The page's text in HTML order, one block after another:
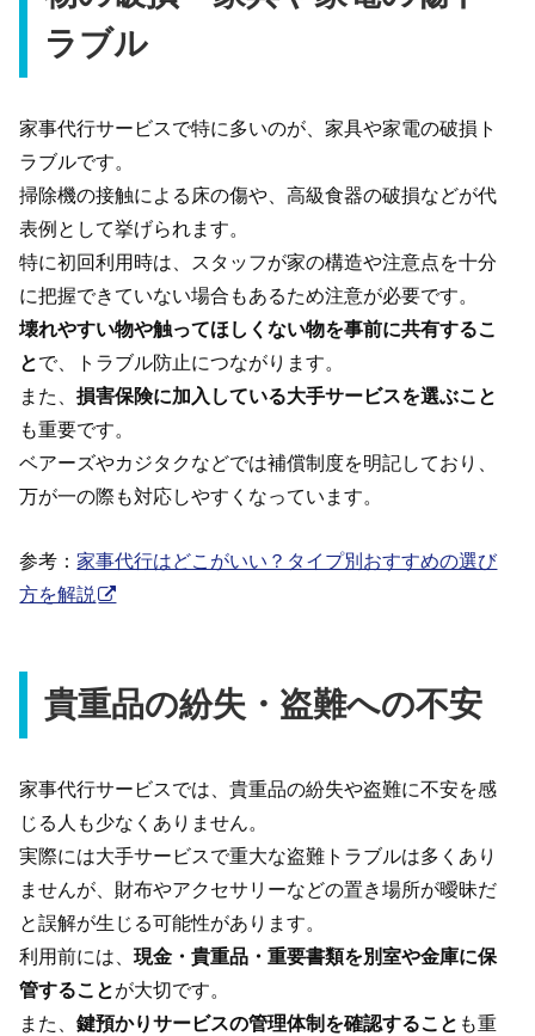
ラブル
家事代行サービスで特に多いのが、家具や家電の破損ト
ラブルです。
掃除機の接触による床の傷や、高級食器の破損などが代
表例として挙げられます。
特に初回利用時は、スタッフが家の構造や注意点を十分
に把握できていない場合もあるため注意が必要です。
壊れやすい物や触ってほしくない物を事前に共有するこ
とで、トラブル防止につながります。
また、損害保険に加入している大手サービスを選ぶこと
も重要です。
ベアーズやカジタクなどでは補償制度を明記しており、
万が一の際も対応しやすくなっています。
参考：家事代行はどこがいい？タイプ別おすすめの選び
方を解説
貴重品の紛失・盗難への不安
家事代行サービスでは、貴重品の紛失や盗難に不安を感
じる人も少なくありません。
実際には大手サービスで重大な盗難トラブルは多くあり
ませんが、財布やアクセサリーなどの置き場所が曖昧だ
と誤解が生じる可能性があります。
利用前には、現金・貴重品・重要書類を別室や金庫に保
管することが大切です。
また、鍵預かりサービスの管理体制を確認すること も重